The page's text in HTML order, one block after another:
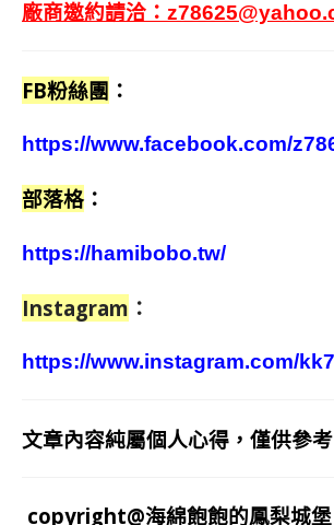
廠商邀約請洽：
FB粉絲團 ：
https://www.facebook.com/
部落格 ：
https://hamibobo.tw/
Instagram ：
https://www.instagram.com/
文章內容純屬個人心得，僅供參考
copyright@海綿飽飽的鳳梨城堡